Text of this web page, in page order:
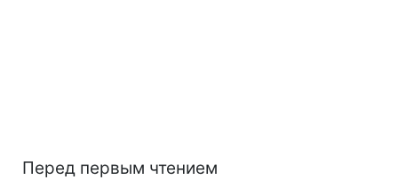
Перед первым чтением